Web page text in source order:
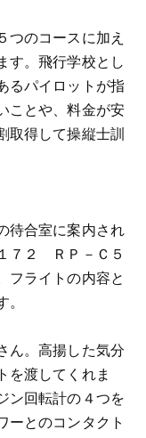
つのコースに加え
す。飛行学校とし
るパイロットが指
ことや、料金が安
取得して操縦士訓
待合室に案内され
７２ ＲＰ－Ｃ５
フライトの内容と
ん。高揚した気分
を渡してくれま
ン回転計の４つを
ーとのコンタクト